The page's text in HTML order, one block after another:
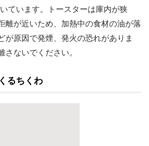
ています。トースターは庫内が狭
離が近いため、加熱中の食材の油が落
が原因で発煙、発火の恐れがありま
ないでください。
るちくわ